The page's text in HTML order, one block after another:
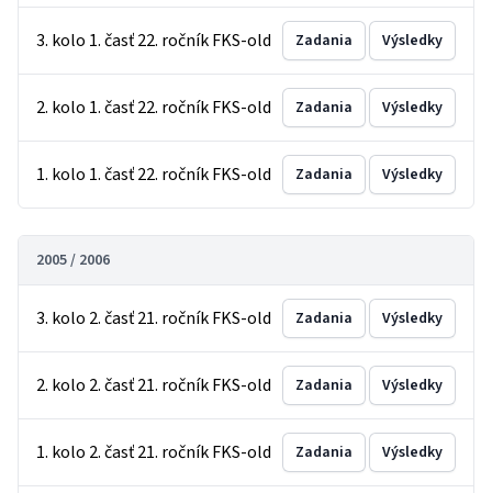
3. kolo 1. časť 22. ročník FKS-old Zadania Výsledky
2. kolo 1. časť 22. ročník FKS-old Zadania Výsledky
1. kolo 1. časť 22. ročník FKS-old Zadania Výsledky
2005 / 2006
3. kolo 2. časť 21. ročník FKS-old Zadania Výsledky
2. kolo 2. časť 21. ročník FKS-old Zadania Výsledky
1. kolo 2. časť 21. ročník FKS-old Zadania Výsledky